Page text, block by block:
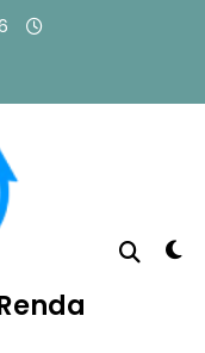
para
negócios locais